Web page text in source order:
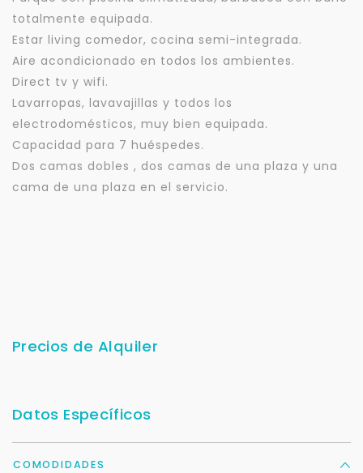
totalmente equipada.
Estar living comedor, cocina semi-integrada.
Aire acondicionado en todos los ambientes.
Direct tv y wifi.
Lavarropas, lavavajillas y todos los
electrodomésticos, muy bien equipada.
Capacidad para 7 huéspedes.
Dos camas dobles , dos camas de una plaza y una
cama de una plaza en el servicio.
Precios de Alquiler
Datos Específicos
COMODIDADES